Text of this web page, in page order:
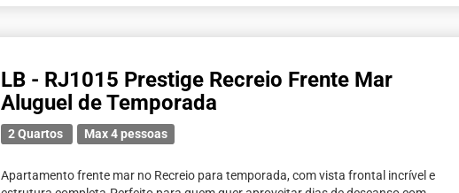
LB - RJ1015 Prestige Recreio Frente Mar
Aluguel de Temporada
2 Quartos Max 4 pessoas
Apartamento frente mar no Recreio para temporada, com vista frontal incrível e